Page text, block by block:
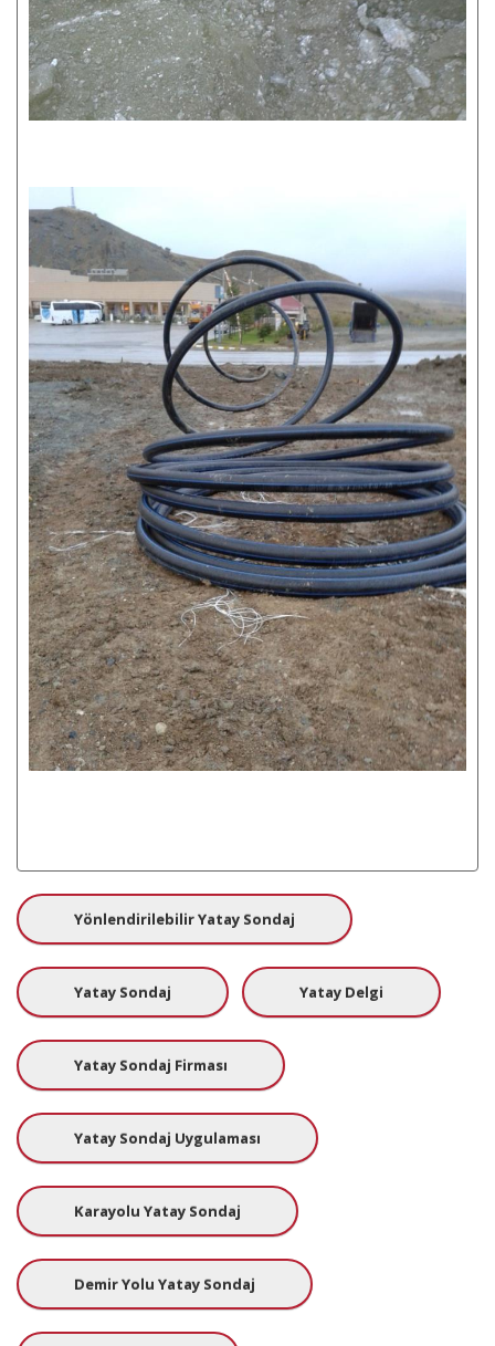
Yönlendirilebilir Yatay Sondaj
Yatay Sondaj Yatay Delgi
Yatay Sondaj Firması
Yatay Sondaj Uygulaması
Karayolu Yatay Sondaj
Demir Yolu Yatay Sondaj